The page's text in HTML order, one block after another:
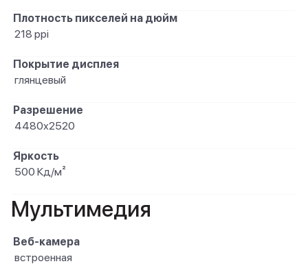
Плотность пикселей на дюйм
218 ppi
Покрытие дисплея
глянцевый
Разрешение
4480х2520
Яркость
500 Кд/м²
Мультимедия
Веб-камера
встроенная